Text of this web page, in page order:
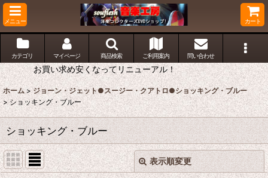
メニュー カート
カテゴリ マイページ 商品検索 ご利用案内 問い合わせ
お買い求め安くなってリニューアル！
ホーム > ジョーン・ジェット●スージー・クアトロ●ショッキング・ブルー
> ショッキング・ブルー
ショッキング・ブルー
表示順変更 閉じる